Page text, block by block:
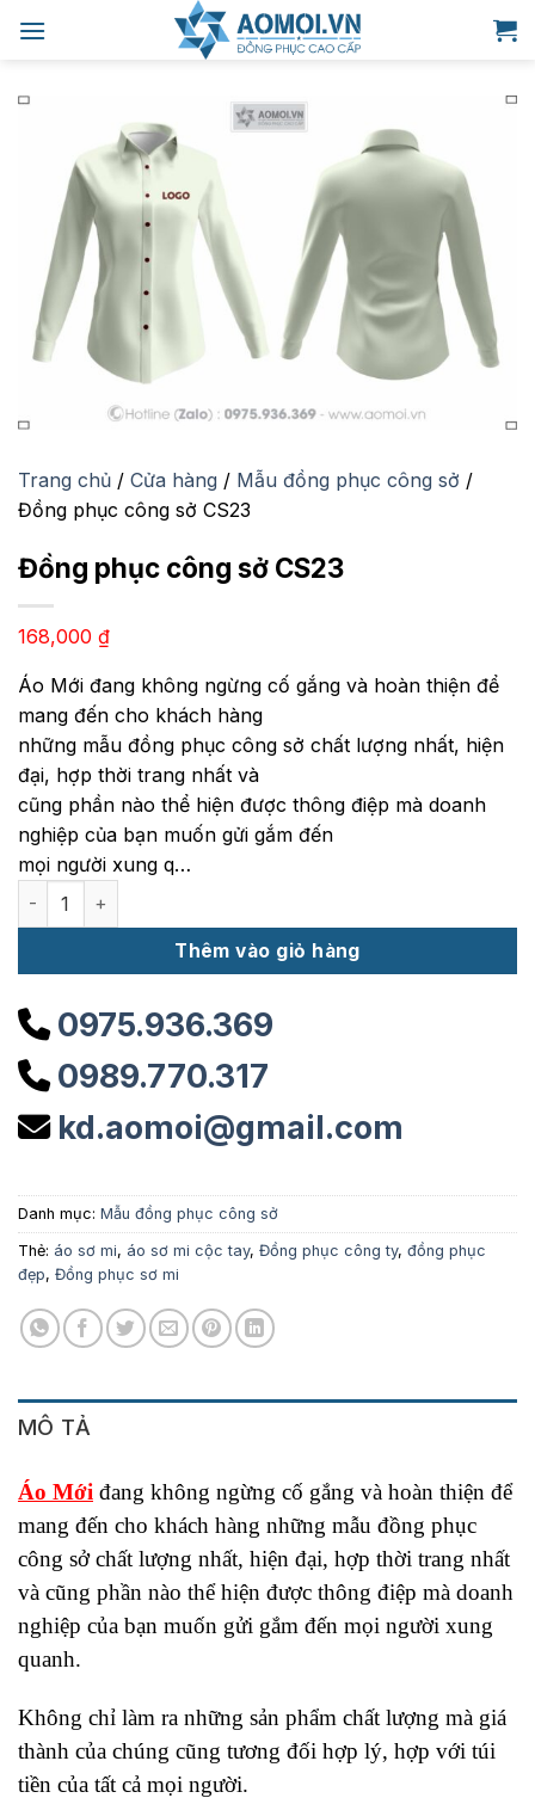
qua
dung
Trang chủ / Cửa hàng / Mẫu đồng phục công sở /
Đồng phục công sở CS23
Đồng phục công sở CS23
168,000 ₫
Áo Mới đang không ngừng cố gắng và hoàn thiện để
mang đến cho khách hàng
những mẫu đồng phục công sở chất lượng nhất, hiện
đại, hợp thời trang nhất và
cũng phần nào thể hiện được thông điệp mà doanh
nghiệp của bạn muốn gửi gắm đến
mọi người xung q…
Đồng phục công sở CS23 số lượng
Thêm vào giỏ hàng
0975.936.369
0989.770.317
kd.aomoi@gmail.com
Danh mục: Mẫu đồng phục công sở
Thẻ: áo sơ mi, áo sơ mi cộc tay, Đồng phục công ty, đồng phục
đẹp, Đồng phục sơ mi
MÔ TẢ
Áo Mới đang không ngừng cố gắng và hoàn thiện để
mang đến cho khách hàng những mẫu đồng phục
công sở chất lượng nhất, hiện đại, hợp thời trang nhất
và cũng phần nào thể hiện được thông điệp mà doanh
nghiệp của bạn muốn gửi gắm đến mọi người xung
quanh.
Không chỉ làm ra những sản phẩm chất lượng mà giá
thành của chúng cũng tương đối hợp lý, hợp với túi
tiền của tất cả mọi người.